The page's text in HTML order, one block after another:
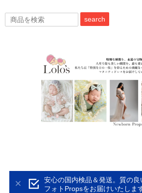
search
安心の国内検品＆発送。質の良
フォトPropsをお届けいたしま